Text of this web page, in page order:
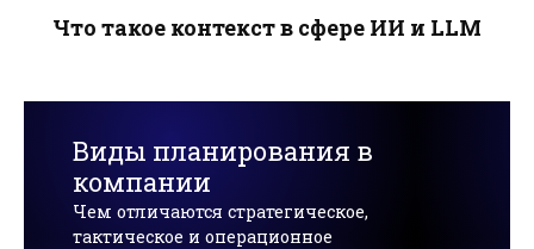
Что такое контекст в сфере ИИ и LLM
Виды планирования в
компании
Чем отличаются стратегическое,
тактическое и операционное